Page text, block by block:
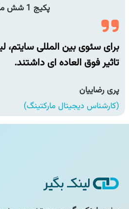
پکیج 1 شش ماهه
برای سئوی بین المللی سایتم،
تاثیر فوق العاده ای داشتند.
پری رضاییان
(کارشناس دیجیتال مارکتینگ)